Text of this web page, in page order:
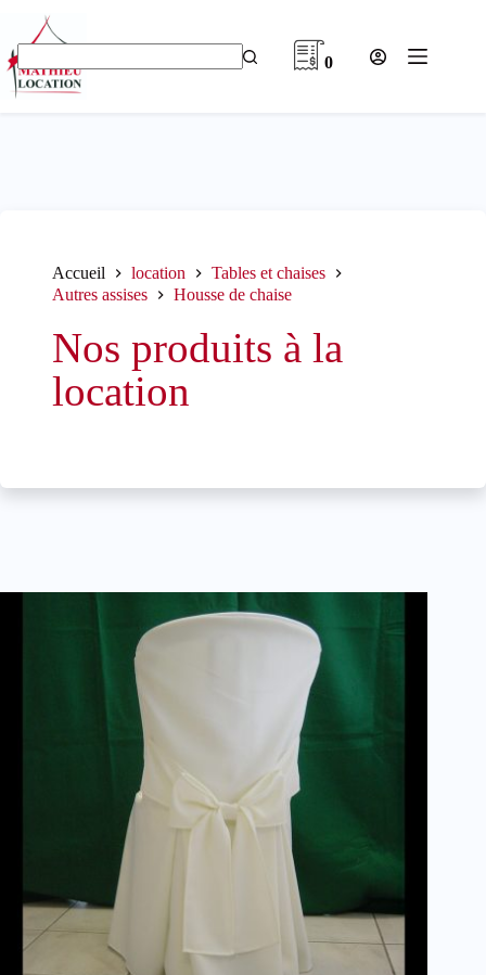
contenu
Aucun
résultat
0
Accueil location
Tables et chaises
Autres assises
Housse de chaise
Nos produits à la
location